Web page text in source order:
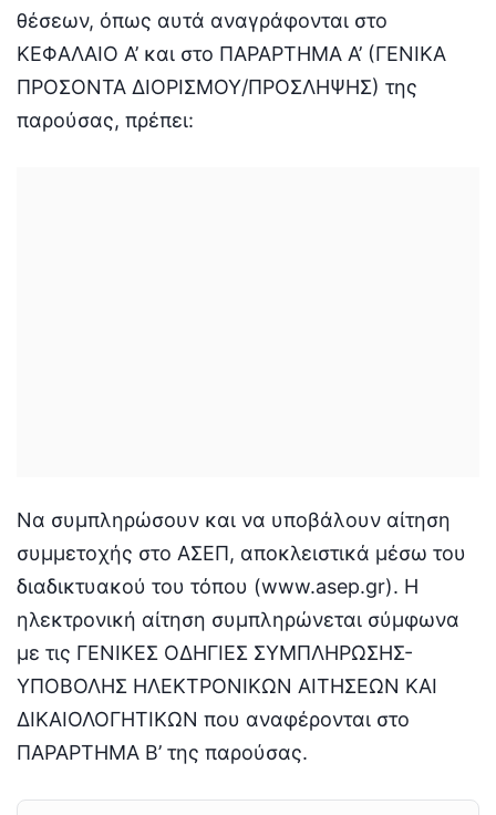
θέσεων, όπως αυτά αναγράφονται στο
ΚΕΦΑΛΑΙΟ Α’ και στο ΠΑΡΑΡΤΗΜΑ Α’ (ΓΕΝΙΚΑ
ΠΡΟΣΟΝΤΑ ΔΙΟΡΙΣΜΟΥ/ΠΡΟΣΛΗΨΗΣ) της
παρούσας, πρέπει:
Να συμπληρώσουν και να υποβάλουν αίτηση
συμμετοχής στο ΑΣΕΠ, αποκλειστικά μέσω του
διαδικτυακού του τόπου (www.asep.gr). Η
ηλεκτρονική αίτηση συμπληρώνεται σύμφωνα
με τις ΓΕΝΙΚΕΣ ΟΔΗΓΙΕΣ ΣΥΜΠΛΗΡΩΣΗΣ-
ΥΠΟΒΟΛΗΣ ΗΛΕΚΤΡΟΝΙΚΩΝ ΑΙΤΗΣΕΩΝ ΚΑΙ
ΔΙΚΑΙΟΛΟΓΗΤΙΚΩΝ που αναφέρονται στο
ΠΑΡΑΡΤΗΜΑ Β’ της παρούσας.